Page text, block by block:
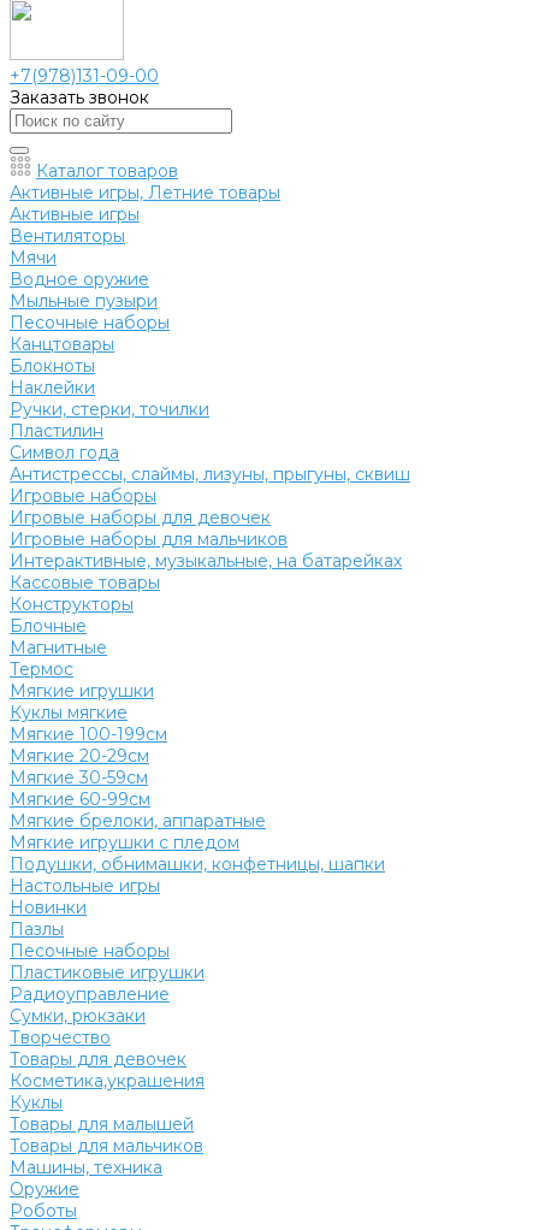
+7(978)131-09-00
Заказать звонок
Каталог товаров
Активные игры, Летние товары
Активные игры
Вентиляторы
Мячи
Водное оружие
Мыльные пузыри
Песочные наборы
Канцтовары
Блокноты
Наклейки
Ручки, стерки, точилки
Пластилин
Символ года
Антистрессы, слаймы, лизуны, прыгуны, сквиш
Игровые наборы
Игровые наборы для девочек
Игровые наборы для мальчиков
Интерактивные, музыкальные, на батарейках
Кассовые товары
Конструкторы
Блочные
Магнитные
Термос
Мягкие игрушки
Куклы мягкие
Мягкие 100-199см
Мягкие 20-29см
Мягкие 30-59см
Мягкие 60-99см
Мягкие брелоки, аппаратные
Мягкие игрушки с пледом
Подушки, обнимашки, конфетницы, шапки
Настольные игры
Новинки
Пазлы
Песочные наборы
Пластиковые игрушки
Радиоуправление
Сумки, рюкзаки
Творчество
Товары для девочек
Косметика,украшения
Куклы
Товары для малышей
Товары для мальчиков
Машины, техника
Оружие
Роботы